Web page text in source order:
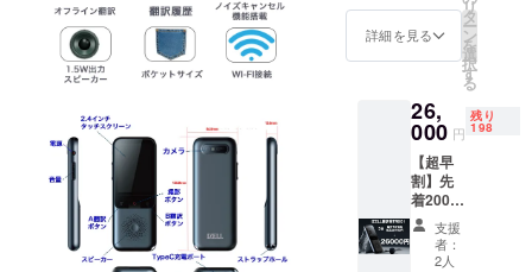
率が向
上した
売価格
が販売
予定価
格より
下がる
可能性
もござ
いま
す。
ユー
ザーマ
状況、
使用部
材の供
給状
況、製
造工程
上の都
合等に
より出
17,500
円
（セッ
ト内
IZELL翻
訳機
TR001
本体×2
※カラー
はガン
メタ
リック
・Type-
詳細を見る
リ
タ
ー
ン
を
選
択
す
る
26,
000 円
残り
198
【超早
割】先
着200名
様限
定！
【IZELL
支援
者：
2人